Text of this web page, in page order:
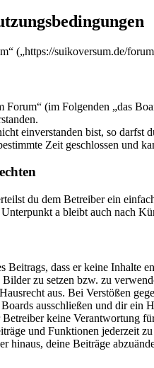
(„https://suikoversum.de/
(im Folgenden „das
einverstanden bist, so
Zeit geschlossen und
du dem Betreiber ein
a bleibt auch nach
Beitrags, dass er keine Inhalte
zu setzen bzw. zu
aus. Bei Verstößen
ausschließen und dir ein
keine Verantwortung
und Funktionen jederzeit
hinaus, deine Beiträge